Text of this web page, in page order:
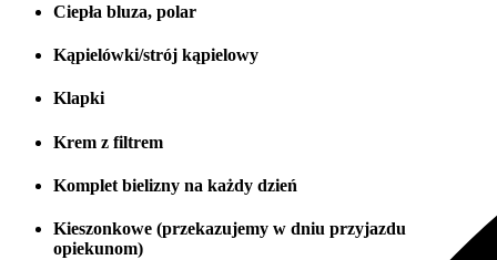
Ciepła bluza, polar
Kąpielówki/strój kąpielowy
Klapki
Krem z filtrem
Komplet bielizny na każdy dzień
Kieszonkowe (przekazujemy w dniu przyjazdu
opiekunom)